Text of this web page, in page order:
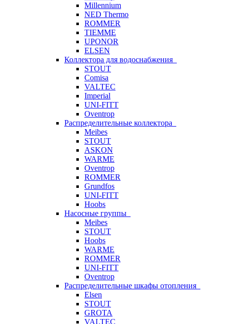
Millennium
NED Thermo
ROMMER
TIEMME
UPONOR
ELSEN
Коллектора для водоснабжения
STOUT
Comisa
VALTEC
Imperial
UNI-FITT
Oventrop
Распределительные коллектора
Meibes
STOUT
ASKON
WARME
Oventrop
ROMMER
Grundfos
UNI-FITT
Hoobs
Насосные группы
Meibes
STOUT
Hoobs
WARME
ROMMER
UNI-FITT
Oventrop
Распределительные шкафы отопления
Elsen
STOUT
GROTA
VALTEC